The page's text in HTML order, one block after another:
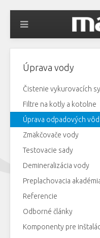
Úprava vody
Čistenie vykurovacích
Filtre na kotly a kotolne
Úprava odpadových vôd
Zmäkčovače vody
Testovacie sady
Demineralizácia vody
Preplachovacia
Referencie
Odborné články
Komponenty pre